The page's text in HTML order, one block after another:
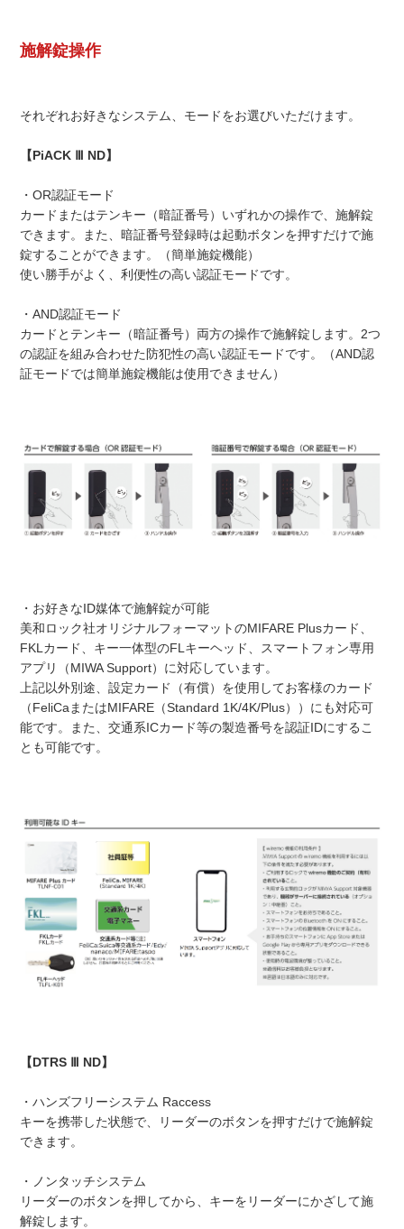
施解錠操作
それぞれお好きなシステム、モードをお選びいただけます。
【PiACK Ⅲ ND】
・OR認証モード
カードまたはテンキー（暗証番号）いずれかの操作で、施解錠
できます。また、暗証番号登録時は起動ボタンを押すだけで施
錠することができます。（簡単施錠機能）
使い勝手がよく、利便性の高い認証モードです。
・AND認証モード
カードとテンキー（暗証番号）両方の操作で施解錠します。2つ
の認証を組み合わせた防犯性の高い認証モードです。（AND認
証モードでは簡単施錠機能は使用できません）
・お好きなID媒体で施解錠が可能
美和ロック社オリジナルフォーマットのMIFARE Plusカード、
FKLカード、キー一体型のFLキーヘッド、スマートフォン専用
アプリ（MIWA Support）に対応しています。
上記以外別途、設定カード（有償）を使用してお客様のカード
（FeliCaまたはMIFARE（Standard 1K/4K/Plus））にも対応可
能です。また、交通系ICカード等の製造番号を認証IDにするこ
とも可能です。
【DTRS Ⅲ ND】
・ハンズフリーシステム Raccess
キーを携帯した状態で、リーダーのボタンを押すだけで施解錠
できます。
・ノンタッチシステム
リーダーのボタンを押してから、キーをリーダーにかざして施
解錠します。